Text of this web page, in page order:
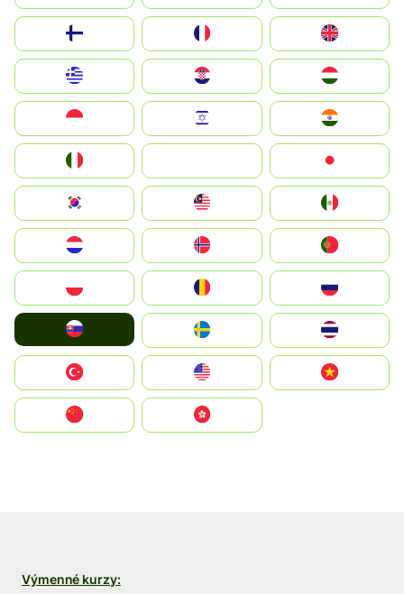
United Kingdom
Magyarország
South Korea
United States
中國香港特別行政區
Výmenné kurzy: